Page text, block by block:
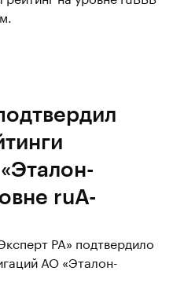
ruA-
РА» подтвердило
АО «Эталон-